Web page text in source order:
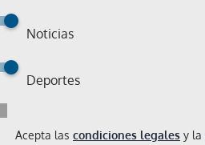
Noticias
Deportes
Acepta las condiciones legales y la